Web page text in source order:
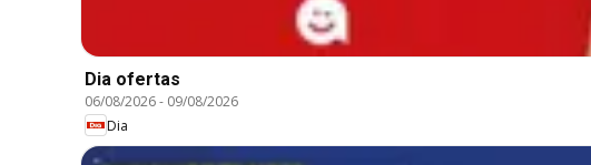
Dia ofertas
06/08/2026- 09/08/2026
Dia